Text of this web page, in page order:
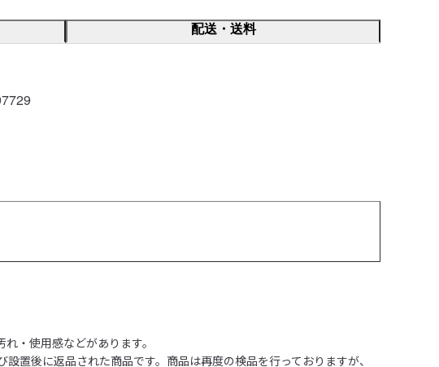
配送・送料
・使用感などがあります。
置後に返品された商品です。商品は再度の検品を行っておりますが、